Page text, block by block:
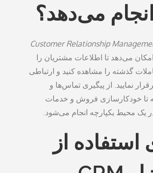
می‌دهد؟
Customer Relationship
می‌دهد تا اطلاعات مشتریان را
گذشته را مشاهده کنید و ارتباطی
نمایید. از پیگیری تماس‌ها و
تا خودکارسازی فروش و خدمات
یک محیط یکپارچه انجام می‌شود.
استفاده از